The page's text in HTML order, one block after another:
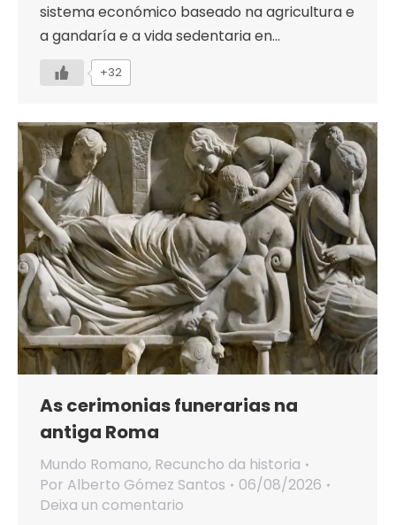
sistema económico baseado na agricultura e
a gandaría e a vida sedentaria en…
+32
As cerimonias funerarias na
antiga Roma
Mundo Romano, Recuncho da historia
Por Alberto Gómez Santos
06/08/2026
Deixa un comentario